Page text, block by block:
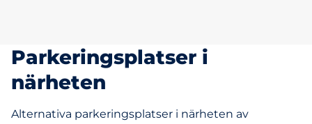
Parkeringsplatser i
närheten
Alternativa parkeringsplatser i närheten av